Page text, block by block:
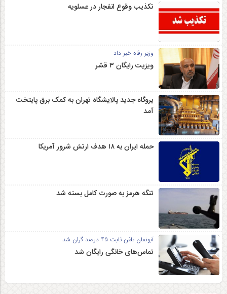
تکذیب وقوع انفجار در عسلویه
وزیر رفاه خبر داد
ویزیت رایگان ۳ قشر
یروگاه جدید پالایشگاه تهران به کمک برق پایتخت
آمد
حمله ایران به ۱۸ هدف ارتش شرور آمریکا
تنگه هرمز به صورت کامل بسته شد
آبونمان تلفن ثابت 45 درصد گران شد
تماس‌های خانگی رایگان شد